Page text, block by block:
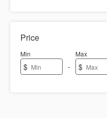
Price
Min
$ -
Max
$